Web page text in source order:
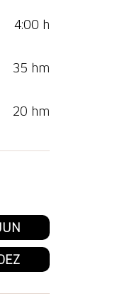
4:00 h
35 hm
20 hm